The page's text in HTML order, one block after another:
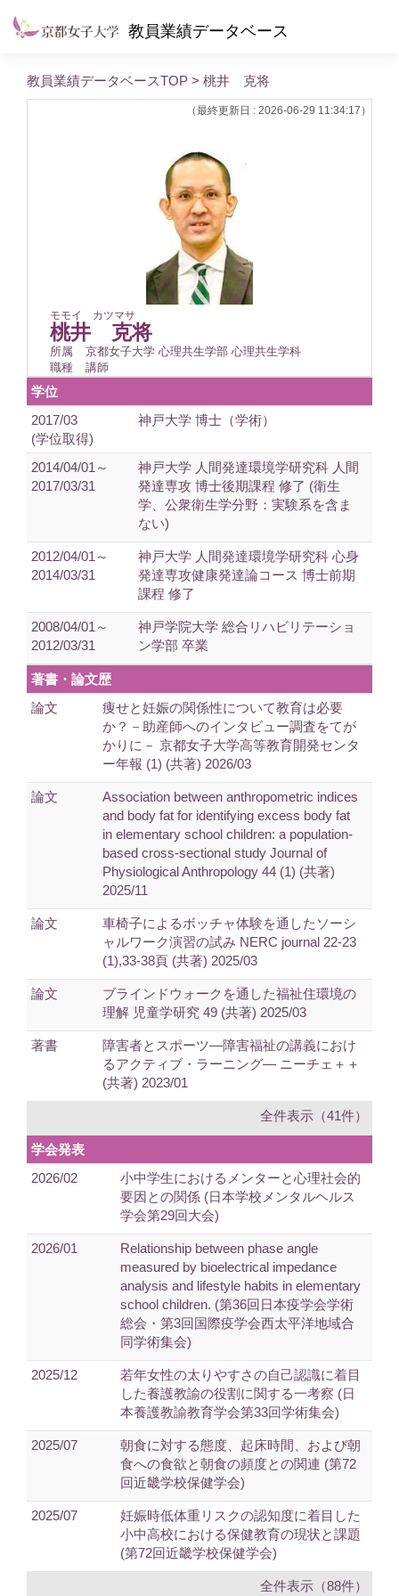
教員業績データベース
教員業績データベースTOP > 桃井 克将
（最終更新日 : 2026-06-29 11:34:17）
モモイ カツマサ
桃井 克将
所属
京都女子大学 心理共生学部 心理共生学科
職種
講師
学位
2017/03
(学位取得)
神戸大学 博士（学術）
2014/04/01～
2017/03/31
神戸大学 人間発達環境学研究科 人間
発達専攻 博士後期課程 修了 (衛生
学、公衆衛生学分野：実験系を含ま
ない)
2012/04/01～
2014/03/31
神戸大学 人間発達環境学研究科 心身
発達専攻健康発達論コース 博士前期
課程 修了
2008/04/01～
2012/03/31
神戸学院大学 総合リハビリテーショ
ン学部 卒業
著書・論文歴
論文
痩せと妊娠の関係性について教育は必要
か？－助産師へのインタビュー調査をてが
かりに－ 京都女子大学高等教育開発センタ
ー年報 (1) (共著) 2026/03
論文
Association between anthropometric indices
and body fat for identifying excess body fat
in elementary school children: a population-
based cross-sectional study Journal of
Physiological Anthropology 44 (1) (共著)
2025/11
論文
車椅子によるボッチャ体験を通したソーシ
ャルワーク演習の試み NERC journal 22-23
(1),33-38頁 (共著) 2025/03
論文
ブラインドウォークを通した福祉住環境の
理解 児童学研究 49 (共著) 2025/03
著書
障害者とスポーツ―障害福祉の講義におけ
るアクティブ・ラーニング― ニーチェ＋＋
(共著) 2023/01
全件表示（41件）
学会発表
2026/02
小中学生におけるメンターと心理社会的
要因との関係 (日本学校メンタルヘルス
学会第29回大会)
2026/01
Relationship between phase angle
measured by bioelectrical impedance
analysis and lifestyle habits in elementary
school children. (第36回日本疫学会学術
総会・第3回国際疫学会西太平洋地域合
同学術集会)
2025/12
若年女性の太りやすさの自己認識に着目
した養護教諭の役割に関する一考察 (日
本養護教諭教育学会第33回学術集会)
2025/07
朝食に対する態度、起床時間、および朝
食への食欲と朝食の頻度との関連 (第72
回近畿学校保健学会)
2025/07
妊娠時低体重リスクの認知度に着目した
小中高校における保健教育の現状と課題
(第72回近畿学校保健学会)
全件表示（88件）